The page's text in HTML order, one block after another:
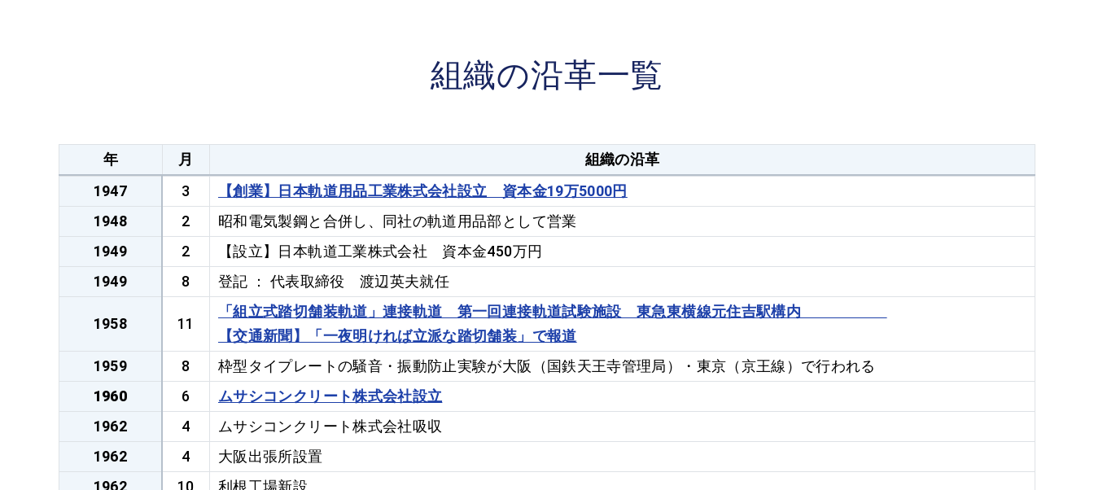
組織の沿革一覧
年 月
組織の沿革
1947
3
【創業】日本軌道用品工業株式会社設立 資本金19万5000円
1948
2
昭和電気製鋼と合併し、同社の軌道用品部として営業
1949
2
【設立】日本軌道工業株式会社 資本金450万円
1949
8 登記 ： 代表取締役 渡辺英夫就任
1958 11
「組立式踏切舗装軌道」連接軌道 第一回連接軌道試験施設 東急東横線元住吉駅構内
【交通新聞】「一夜明ければ立派な踏切舗装」で報道
1959
8
枠型タイプレートの騒音・振動防止実験が大阪（国鉄天王寺管理局）・東京（京王線）で行われる
1960
6
ムサシコンクリート株式会社設立
1962
4
ムサシコンクリート株式会社吸収
1962
4
大阪出張所設置
1962
10
利根工場新設